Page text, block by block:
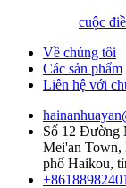
cuộc
Về chúng tôi
Các sản phẩm
Liên hệ với
Số 12 Đường
Mei'an Town,
phố Haikou,